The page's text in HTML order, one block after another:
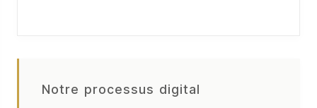
Notre processus digital